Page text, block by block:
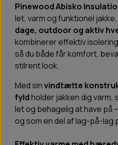
Pinewood Abisko
let, varm og funktionel
dage, outdoor og aktiv
kombinerer effektiv
så du både får komfort,
stilrent look.
Med sinvindtætte
fyldholder jakken dig varm,
let og behagelig at have på
og som en del af lag-på-lag